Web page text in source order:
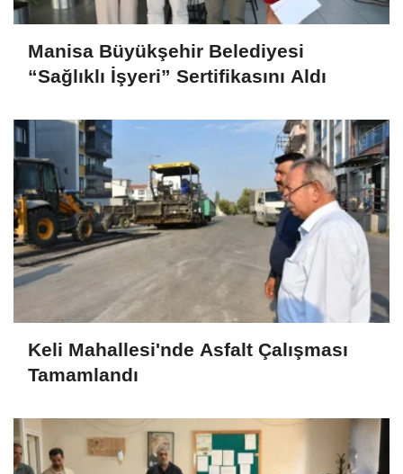
Manisa Büyükşehir Belediyesi
“Sağlıklı İşyeri” Sertifikasını Aldı
Keli Mahallesi'nde Asfalt Çalışması
Tamamlandı